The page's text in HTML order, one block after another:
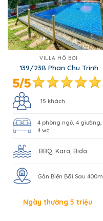
VILLA HỒ BƠI
139/23B Phan Chu Trinh
15 khách
4 phòng ngủ, 4 giường,
4 wc
BBQ, Kara, Bida
Gần Biển Bãi Sau 400m
Ngày thường 5 triệu